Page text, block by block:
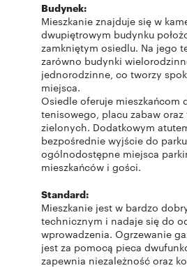
Budynek:
Mieszkanie znajduje się w
dwupiętrowym budynku
zamkniętym osiedlu. Na jego
zarówno budynki
jednorodzinne, co tworzy
miejsca.
Osiedle oferuje mieszkańcom
tenisowego, placu zabaw oraz
zielonych. Dodatkowym
bezpośrednie wyjście do
ogólnodostępne miejsca
mieszkańców i gości.
Standard:
Mieszkanie jest w bardzo
technicznym i nadaje się do
wprowadzenia. Ogrzewanie
jest za pomocą pieca
zapewnia niezależność oraz